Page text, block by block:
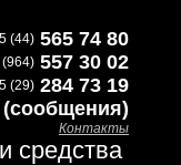
средства
(44) 565 74 80
(964) 557 30 02
(29) 284 73 19
(сообщения)
Контакты